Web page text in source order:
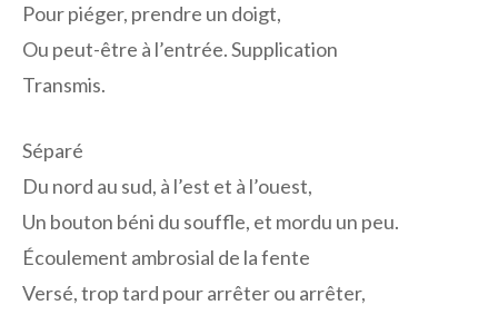
Pour piéger, prendre un doigt,
Ou peut-être à l’entrée. Supplication
Transmis.
Séparé
Du nord au sud, à l’est et à l’ouest,
Un bouton béni du souffle, et mordu un peu.
Écoulement ambrosial de la fente
Versé, trop tard pour arrêter ou arrêter,